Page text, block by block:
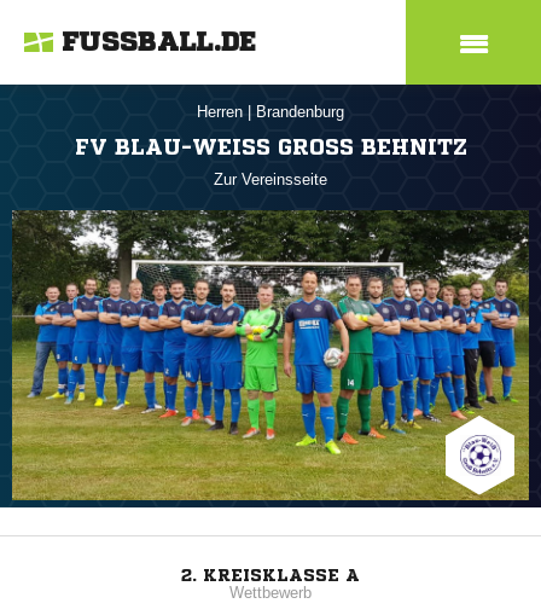
FUSSBALL.DE
Herren Brandenburg
FV BLAU-WEISS GROSS BEHNITZ
Zur Vereinsseite
2. KREISKLASSE A
Wettbewerb